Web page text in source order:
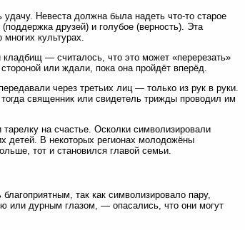
Невеста должна была надеть что-то старое
друзей) и голубое (верность). Эта
культурах.
кладбищ — считалось, что это может «перерезать»
или ждали, пока она пройдёт вперёд.
через третьих лиц — только из рук в руки.
священник или свидетель трижды проводил им
на счастье. Осколки символизировали
детей. В некоторых регионах молодожёны
тот и становился главой семьи.
так как символизировало пару,
или дурным глазом, — опасались, что они могут